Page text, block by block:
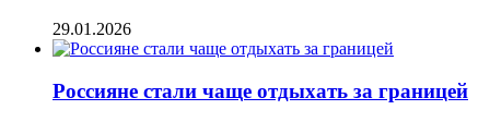
29.01.2026
Россияне стали чаще отдыхать за границей